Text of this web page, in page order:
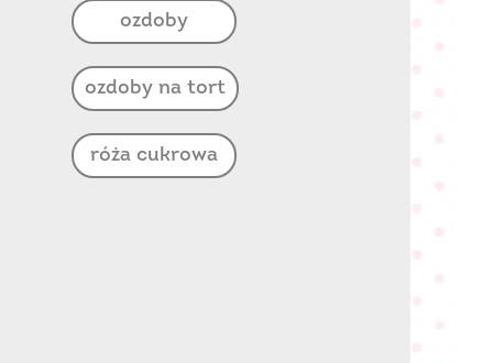
ozdoby
ozdoby na tort
róża cukrowa